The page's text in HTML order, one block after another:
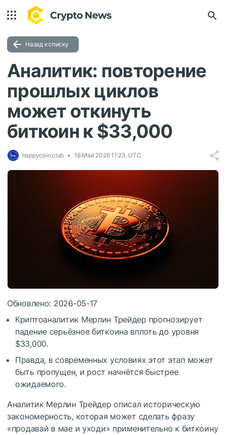
Назад к списку
Аналитик: повторение
прошлых циклов
может откинуть
биткоин к $33,000
happycoin.club 18 Май 2026 11:23, UTC
Обновлено: 2026-05-17
Криптоаналитик Мерлин Трейдер прогнозирует
падение серьёзное биткоина вплоть до уровня
$33,000.
Правда, в современных условиях этот этап может
быть пропущен, и рост начнётся быстрее
ожидаемого.
Аналитик Мерлин Трейдер описал историческую
закономерность, которая может сделать фразу
«продавай в мае и уходи» применительно к биткоину